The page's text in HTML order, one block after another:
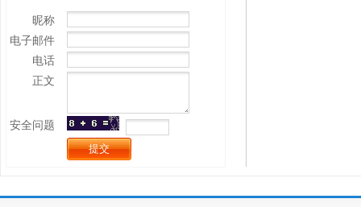
昵称
电子邮件
电话
正文
安全问题